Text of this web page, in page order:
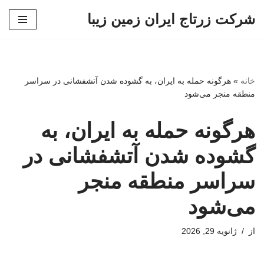
شرکت زرتاج ایران زمین زیبا
خانه » هرگونه حمله به ایران، به گشوده شدن آتشفشانی در سراسر
منطقه منجر می‌شود
هرگونه حمله به ایران، به
گشوده شدن آتشفشانی در
سراسر منطقه منجر
می‌شود
از ژانویه 29, 2026